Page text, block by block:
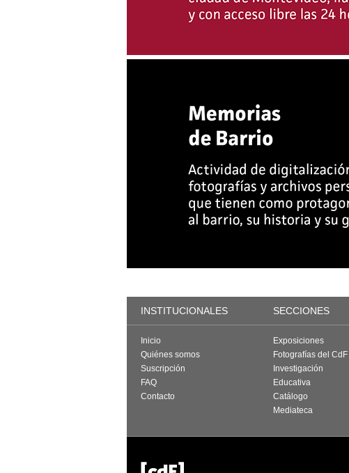
INSTITUCIONALES SECCIONES
Inicio
Quiénes somos
Suscripción
FAQ
Contacto
Exposiciones
Fotografías del CdF
Investigación
Educativa
Catálogo
Mediateca